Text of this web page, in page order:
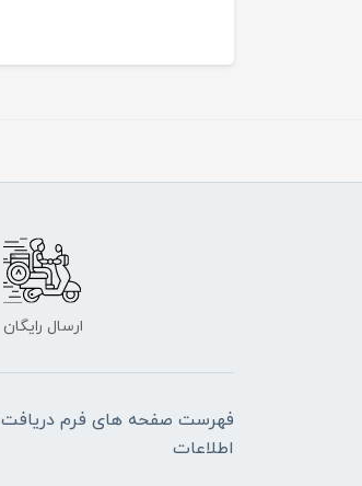
ارسال رایگان
فهرست صفحه های فرم دریافت
اطلاعات